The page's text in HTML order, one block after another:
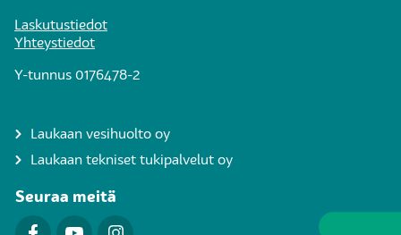
Laskutustiedot
Yhteystiedot
Y-tunnus 0176478-2
Laukaan vesihuolto oy
Laukaan tekniset tukipalvelut oy
Seuraa meitä